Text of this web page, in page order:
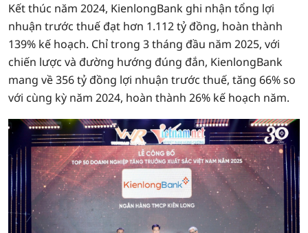
Kết thúc năm 2024, KienlongBank ghi nhận tổng lợi
nhuận trước thuế đạt hơn 1.112 tỷ đồng, hoàn thành
139% kế hoạch. Chỉ trong 3 tháng đầu năm 2025, với
chiến lược và đường hướng đúng đắn, KienlongBank
mang về 356 tỷ đồng lợi nhuận trước thuế, tăng 66% so
với cùng kỳ năm 2024, hoàn thành 26% kế hoạch năm.